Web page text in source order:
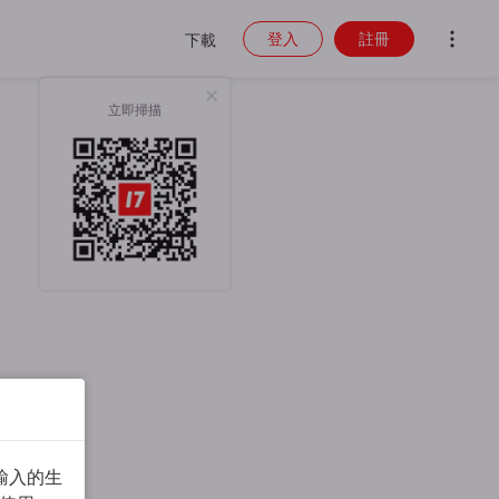
下載
立即掃描
登入 註冊
入的生